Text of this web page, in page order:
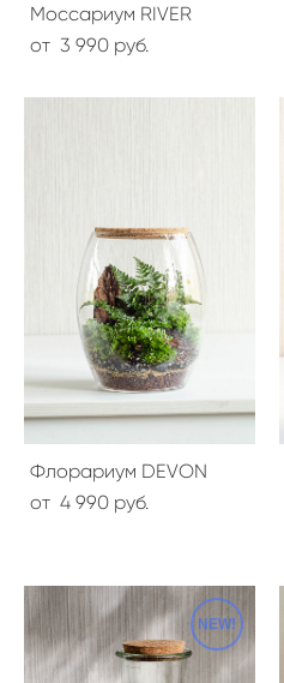
Моссариум RIVER
от 3 990 pуб.
Флорариум DEVON
от 4 990 pуб.
NEW!